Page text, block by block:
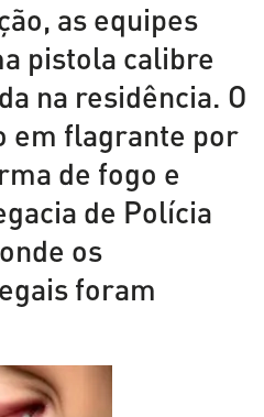
as equipes
pistola calibre
na residência. O
em flagrante por
de fogo e
de Polícia
os
foram